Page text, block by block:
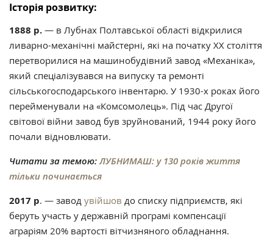
Історія розвитку:
1888 р. — в Лубнах Полтавської області відкрилися
ливарно-механічні майстерні, які на початку ХХ століття
перетворилися на машинобудівний завод «Механіка»,
який спеціалізувався на випуску та ремонті
сільськогосподарського інвентарю. У 1930-х роках його
перейменували на «Комсомолець». Під час Другої
світової війни завод був зруйнований, 1944 року його
почали відновлювати.
Читати за темою:ЛУБНИМАШ: у 130 років життя
тільки починається
2017 р. — завод увійшов до списку підприємств, які
беруть участь у державній програмі компенсації
аграріям 20% вартості вітчизняного обладнання.